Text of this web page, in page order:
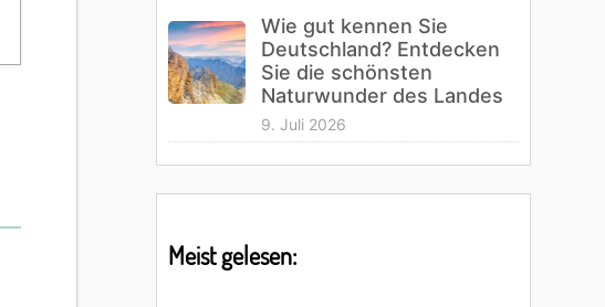
Wie gut kennen Sie
Deutschland? Entdecken
Sie die schönsten
Naturwunder des Landes
9. Juli 2026
Meist gelesen: